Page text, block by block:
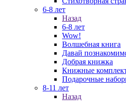
6-8 лет
Назад
6-8 лет
Wow!
Волшебная книга
Давай
Добрая книжка
Книжные
Подарочные
8-11 лет
Назад